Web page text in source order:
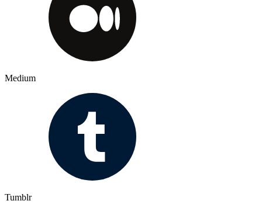
Medium
Tumblr